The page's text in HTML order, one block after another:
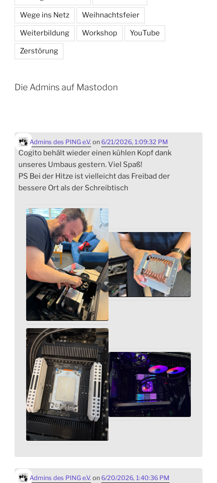
Wege ins Netz Weihnachtsfeier
Weiterbildung Workshop YouTube
Zerstörung
Die Admins auf Mastodon
Admins des PING e.V. on 6/21/2026, 1:09:32 PM
Cogito behält wieder einen kühlen Kopf dank
unseres Umbaus gestern. Viel Spaß!
PS Bei der Hitze ist vielleicht das Freibad der
bessere Ort als der Schreibtisch
Admins des PING e.V. on 6/20/2026, 1:40:36 PM